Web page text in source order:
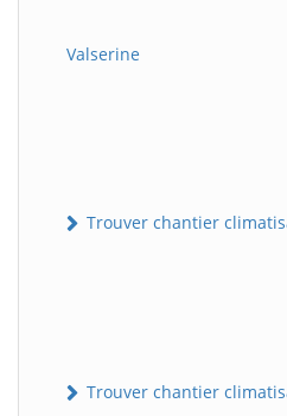
Valserine
Trouver chantier
Trouver chantier